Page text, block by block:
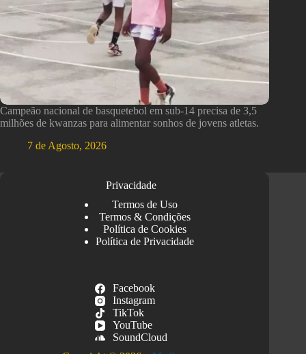
Campeão nacional de basquetebol em sub-14 precisa de 3,5
milhões de kwanzas para alimentar sonhos de jovens atletas.
7 de Agosto, 2026
Privacidade
Termos de Uso
Termos & Condições
Política de Cookies
Política de Privacidade
Facebook
Instagram
TikTok
YouTube
SoundCloud